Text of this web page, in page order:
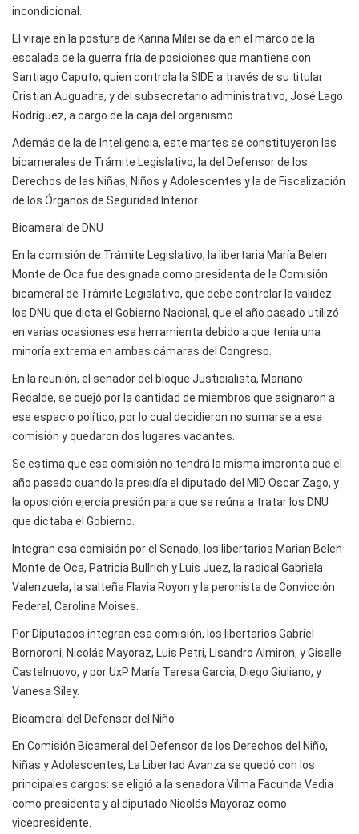
incondicional.
El viraje en la postura de Karina Milei se da en el marco de la
escalada de la guerra fría de posiciones que mantiene con
Santiago Caputo, quien controla la SIDE a través de su titular
Cristian Auguadra, y del subsecretario administrativo, José Lago
Rodríguez, a cargo de la caja del organismo.
Además de la de Inteligencia, este martes se constituyeron las
bicamerales de Trámite Legislativo, la del Defensor de los
Derechos de las Niñas, Niños y Adolescentes y la de Fiscalización
de los Órganos de Seguridad Interior.
Bicameral de DNU
En la comisión de Trámite Legislativo, la libertaria María Belen
Monte de Oca fue designada como presidenta de la Comisión
bicameral de Trámite Legislativo, que debe controlar la validez
los DNU que dicta el Gobierno Nacional, que el año pasado utilizó
en varias ocasiones esa herramienta debido a que tenia una
minoría extrema en ambas cámaras del Congreso.
En la reunión, el senador del bloque Justicialista, Mariano
Recalde, se quejó por la cantidad de miembros que asignaron a
ese espacio político, por lo cual decidieron no sumarse a esa
comisión y quedaron dos lugares vacantes.
Se estima que esa comisión no tendrá la misma impronta que el
año pasado cuando la presidía el diputado del MID Oscar Zago, y
la oposición ejercía presión para que se reúna a tratar los DNU
que dictaba el Gobierno.
Integran esa comisión por el Senado, los libertarios Marian Belen
Monte de Oca, Patricia Bullrich y Luis Juez, la radical Gabriela
Valenzuela, la salteña Flavia Royon y la peronista de Convicción
Federal, Carolina Moises.
Por Diputados integran esa comisión, los libertarios Gabriel
Bornoroni, Nicolás Mayoraz, Luis Petri, Lisandro Almiron, y Giselle
Castelnuovo, y por UxP María Teresa Garcia, Diego Giuliano, y
Vanesa Siley.
Bicameral del Defensor del Niño
En Comisión Bicameral del Defensor de los Derechos del Niño,
Niñas y Adolescentes, La Libertad Avanza se quedó con los
principales cargos: se eligió a la senadora Vilma Facunda Vedia
como presidenta y al diputado Nicolás Mayoraz como
vicepresidente.